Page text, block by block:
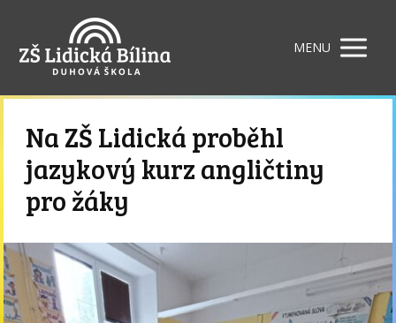
MENU
Na ZŠ Lidická proběhl
jazykový kurz angličtiny
pro žáky